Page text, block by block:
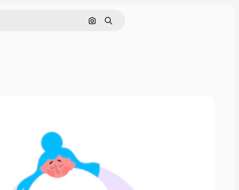
画像で検索
検索